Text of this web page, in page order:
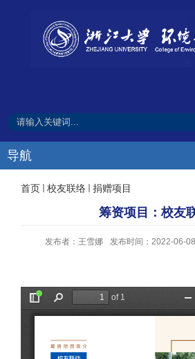
导航
首页 校友联络 捐赠项目
筹资项目：校友
发布者：王雪娜 发布时间：2022-06-08